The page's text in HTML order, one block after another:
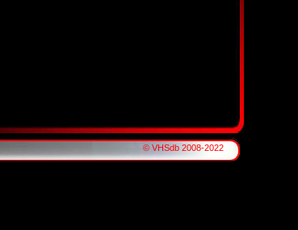
© VHSdb 2008-2022